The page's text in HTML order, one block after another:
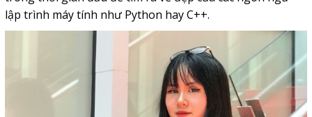
lập trình máy tính như Python hay C++.